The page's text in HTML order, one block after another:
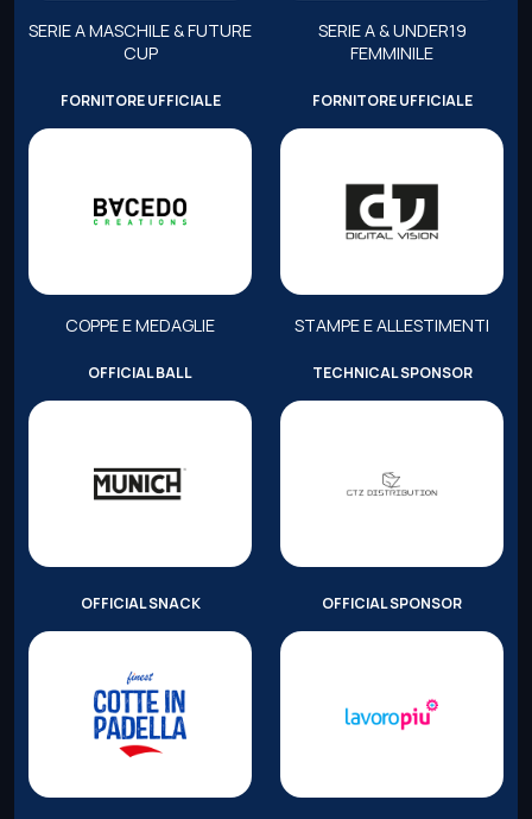
SERIE A MASCHILE & FUTURE
CUP
SERIE A & UNDER19
FEMMINILE
FORNITORE UFFICIALE
COPPE E MEDAGLIE
FORNITORE UFFICIALE
STAMPE E ALLESTIMENTI
OFFICIAL BALL TECHNICAL SPONSOR
OFFICIAL SNACK OFFICIAL SPONSOR